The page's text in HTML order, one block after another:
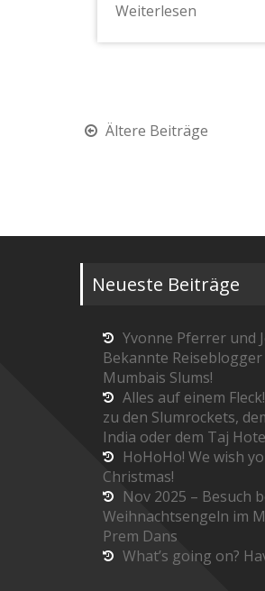
Weiterlesen
Beitragsnavigation
Ältere Beiträge
Neueste Beiträge
Yvonne Pferrer und
Bekannte
Mumbais Slums!
Alles auf einem
zu den Slumrockets,
India oder dem Taj
HoHoHo! We wish
Christmas!
Nov 2025 – Besuch
Weihnachtsengeln im
Prem Dans
What’s going on?